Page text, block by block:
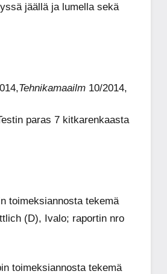
jäällä ja lumella sekä
Tehnikamaailm 10/2014,
paras 7 kitkarenkaasta
toimeksiannosta tekemä
(D), Ivalo; raportin nro
toimeksiannosta tekemä